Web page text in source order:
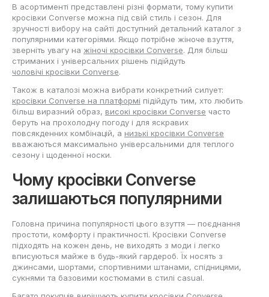
В асортименті представлені різні формати, тому купити
кросівки Converse можна під свій стиль і сезон. Для
зручності вибору на сайті доступний детальний каталог з
популярними категоріями. Якщо потрібне жіноче взуття,
зверніть увагу на жіночі кросівки Converse. Для більш
стриманих і універсальних рішень підійдуть
чоловічі кросівки Converse.
Також в каталозі можна вибрати конкретний силует:
кросівки Converse на платформі підійдуть тим, хто любить
більш виразний образ, високі кросівки Converse часто
беруть на прохолодну погоду і для яскравих
повсякденних комбінацій, а низькі кросівки Converse
вважаються максимально універсальними для теплого
сезону і щоденної носки.
Чому кросівки Converse
залишаються популярними
Головна причина популярності цього взуття — поєднання
простоти, комфорту і практичності. Кросівки Converse
підходять на кожен день, не виходять з моди і легко
вписуються майже в будь-який гардероб. Їх носять з
джинсами, шортами, спортивними штанами, спідницями,
сукнями та базовими костюмами в стилі casual.